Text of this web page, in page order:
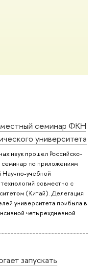
семинар ФКН
университета
наук прошел Российско-
семинар по приложениям
Научно-учебной
совместно с
(Китай). Делегация
университета прибыла в
четырехдневной
запускать